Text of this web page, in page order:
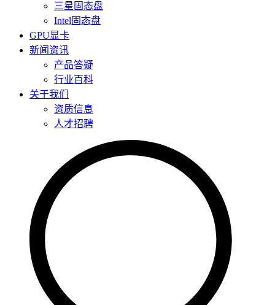
三星固态盘
Intel固态盘
GPU显卡
新闻资讯
产品答疑
行业百科
关于我们
资质信息
人才招聘